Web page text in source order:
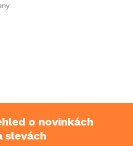
o novinkách
slevách